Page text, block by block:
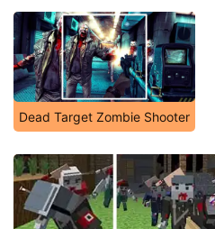
Dead Target Zombie Shooter